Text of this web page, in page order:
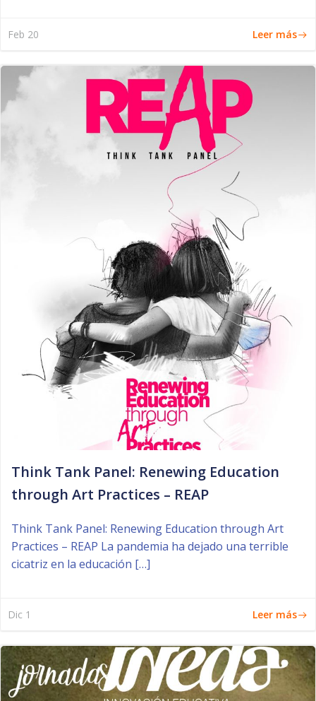
Feb 20 Leer más
Think Tank Panel: Renewing Education
through Art Practices – REAP
Think Tank Panel: Renewing Education through Art
Practices – REAP La pandemia ha dejado una terrible
cicatriz en la educación […]
Dic 1 Leer más